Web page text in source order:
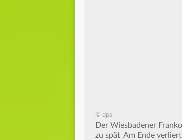
© dpa
Der Wiesbadener
zu spät. Am Ende